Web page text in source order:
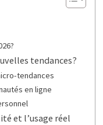
tendances?
tendances
en ligne
et l’usage réel